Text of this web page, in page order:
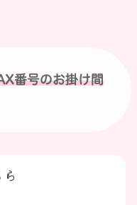
番号のお掛け間